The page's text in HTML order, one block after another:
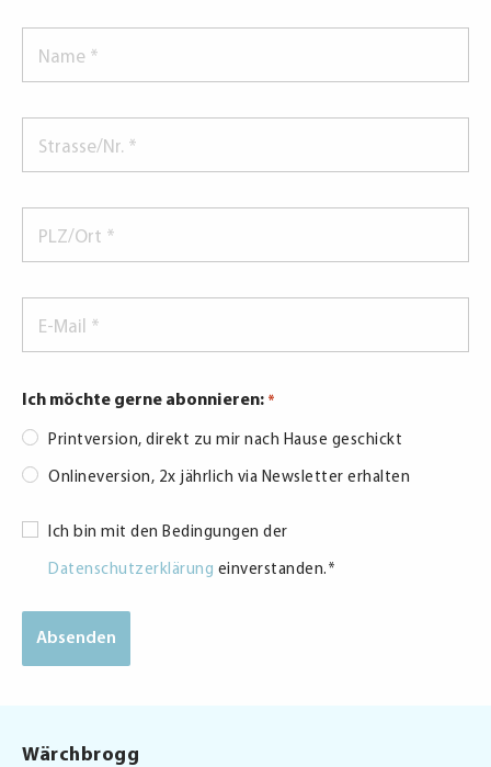
Mail
Ich möchte gerne abonnieren: *
Printversion, direkt zu mir nach Hause geschickt
Onlineversion, 2x jährlich via Newsletter erhalten
Consent
Ich bin mit den Bedingungen der
Datenschutzerklärung einverstanden. *
Wärchbrogg